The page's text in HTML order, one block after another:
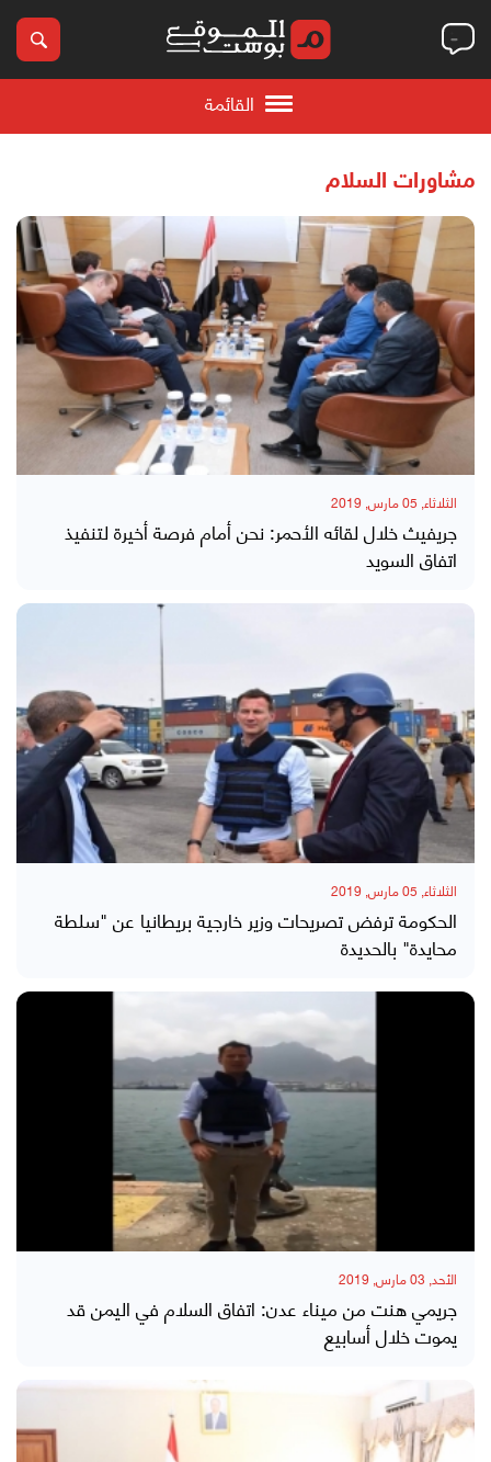
القائمة
مشاورات السلام
الثلاثاء, 05 مارس, 2019
جريفيث خلال لقائه الأحمر: نحن أمام فرصة أخيرة لتنفيذ
اتفاق السويد
الثلاثاء, 05 مارس, 2019
الحكومة ترفض تصريحات وزير خارجية بريطانيا عن "سلطة
محايدة" بالحديدة
الأحد, 03 مارس, 2019
جريمي هنت من ميناء عدن: اتفاق السلام في اليمن قد
يموت خلال أسابيع